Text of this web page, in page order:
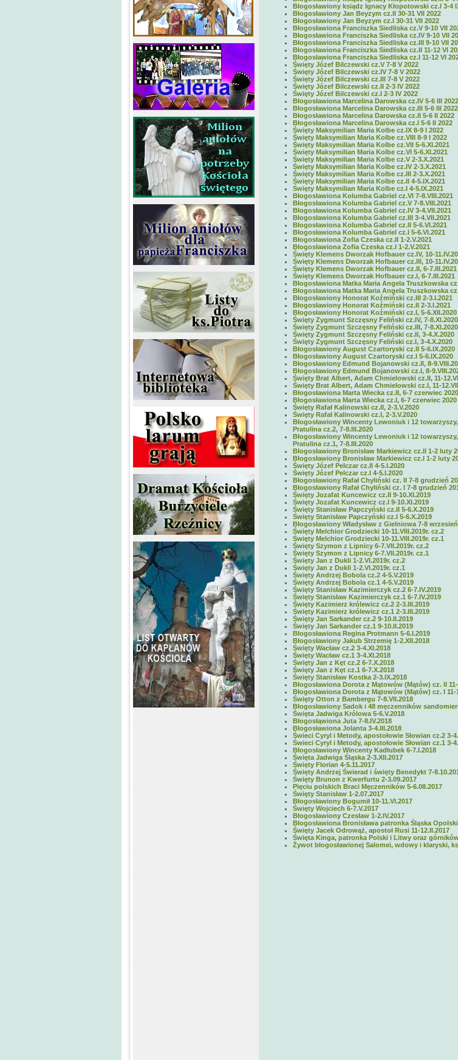
Błogosławiony ksiądz Ignacy Kłopotowski cz.I 3-4
Błogosławiony Jan Beyzym cz.II 30-31 VII 2022
Błogosławiony Jan Beyzym cz.I 30-31 VII 2022
Błogosławiona Franciszka Siedliska cz.V 9-10 VII
Błogosławiona Franciszka Siedliska cz.IV 9-10 VII
Błogosławiona Franciszka Siedliska cz.III 9-10 VII
Błogosławiona Franciszka Siedliska cz.II 11-12 VI
Błogosławiona Franciszka Siedliska cz.I 11-12 VI
Święty Józef Bilczewski cz.V 7-8 V 2022
Święty Józef Bilczewski cz.IV 7-8 V 2022
Święty Józef Bilczewski cz.III 7-8 V 2022
Święty Józef Bilczewski cz.II 2-3 IV 2022
Święty Józef Bilczewski cz.I 2-3 IV 2022
Błogosławiona Marcelina Darowska cz.IV 5-6 III 2022
Błogosławiona Marcelina Darowska cz.III 5-6 III 2022
Błogosławiona Marcelina Darowska cz.II 5-6 II 2022
Błogosławiona Marcelina Darowska cz.I 5-6 II 2022
Święty Maksymilian Maria Kolbe cz.IX 8-9 I 2022
Święty Maksymilian Maria Kolbe cz.VIII 8-9 I 2022
Święty Maksymilian Maria Kolbe cz.VII 5-6.XI.2021
Święty Maksymilian Maria Kolbe cz.VI 5-6.XI.2021
Święty Maksymilian Maria Kolbe cz.V 2-3.X.2021
Święty Maksymilian Maria Kolbe cz.IV 2-3.X.2021
Święty Maksymilian Maria Kolbe cz.III 2-3.X.2021
Święty Maksymilian Maria Kolbe cz.II 4-5.IX.2021
Święty Maksymilian Maria Kolbe cz.I 4-5.IX.2021
Błogosławiona Kolumba Gabriel cz.VI 7-8.VIII.2021
Błogosławiona Kolumba Gabriel cz.V 7-8.VIII.2021
Błogosławiona Kolumba Gabriel cz.IV 3-4.VII.2021
Błogosławiona Kolumba Gabriel cz.III 3-4.VII.2021
Błogosławiona Kolumba Gabriel cz.II 5-6.VI.2021
Błogosławiona Kolumba Gabriel cz.I 5-6.VI.2021
Błogosławiona Zofia Czeska cz.II 1-2.V.2021
Błogosławiona Zofia Czeska cz.I 1-2.V.2021
Święty Klemens Dworzak Hofbauer cz.IV, 10-
Święty Klemens Dworzak Hofbauer cz.III, 10-
Święty Klemens Dworzak Hofbauer cz.II, 6-7.III.2021
Święty Klemens Dworzak Hofbauer cz.I, 6-7.III.2021
Błogosławiona Matka Maria Angela Truszkowska
Błogosławiona Matka Maria Angela Truszkowska
Błogosławiony Honorat Koźmiński cz.III 2-3.I.2021
Błogosławiony Honorat Koźmiński cz.II 2-3.I.2021
Błogosławiony Honorat Koźmiński cz.I, 5-6.XII.2020
Święty Zygmunt Szczęsny Feliński cz.IV, 7-8.XI.2020
Święty Zygmunt Szczęsny Feliński cz.III, 7-8.XI.2020
Święty Zygmunt Szczęsny Feliński cz.II, 3-4.X.2020
Święty Zygmunt Szczęsny Feliński cz.I, 3-4.X.2020
Błogosławiony August Czartoryski cz.II 5-6.IX.2020
Błogosławiony August Czartoryski cz.I 5-6.IX.2020
Błogosławiony Edmund Bojanowski cz.II, 8-
Błogosławiony Edmund Bojanowski cz.I, 8-
Święty Brat Albert, Adam Chmielowski cz.II, 11-
Święty Brat Albert, Adam Chmielowski cz.I, 11-
Błogosławiona Marta Wiecka cz.II, 6-7 czerwiec 2020
Błogosławiona Marta Wiecka cz.I, 6-7 czerwiec 2020
Święty Rafał Kalinowski cz.II, 2-3.V.2020
Święty Rafał Kalinowski cz.I, 2-3.V.2020
Błogosławiony Wincenty Lewoniuk i 12
Pratulina cz.2, 7-8.III.2020
Błogosławiony Wincenty Lewoniuk i 12
Pratulina cz.1, 7-8.III.2020
Błogosławiony Bronisław Markiewicz cz.II 1-2 luty
Błogosławiony Bronisław Markiewicz cz.I 1-2 luty
Święty Józef Pelczar cz.II 4-5.I.2020
Święty Józef Pelczar cz.I 4-5.I.2020
Błogosławiony Rafał Chyliński cz. II 7-8 grudzień
Błogosławiony Rafał Chyliński cz. I 7-8 grudzień
Święty Jozafat Kuncewicz cz.II 9-10.XI.2019
Święty Jozafat Kuncewicz cz.I 9-10.XI.2019
Święty Stanisław Papczyński cz.II 5-6.X.2019
Święty Stanisław Papczyński cz.I 5-6.X.2019
Błogosławiony Władysław z Gielniowa 7-8
Święty Melchior Grodziecki 10-11.VIII.2019r. cz.2
Święty Melchior Grodziecki 10-11.VIII.2019r. cz.1
Święty Szymon z Lipnicy 6-7.VII.2019r. cz.2
Święty Szymon z Lipnicy 6-7.VII.2019r. cz.1
Święty Jan z Dukli 1-2.VI.2019r. cz.2
Święty Jan z Dukli 1-2.VI.2019r. cz.1
Święty Andrzej Bobola cz.2 4-5.V.2019
Święty Andrzej Bobola cz.1 4-5.V.2019
Święty Stanisław Kazimierczyk cz.2 6-7.IV.2019
Święty Stanisław Kazimierczyk cz.1 6-7.IV.2019
Święty Kazimierz królewicz cz.2 2-3.III.2019
Święty Kazimierz królewicz cz.1 2-3.III.2019
Święty Jan Sarkander cz.2 9-10.II.2019
Święty Jan Sarkander cz.1 9-10.II.2019
Błogosławiona Regina Protmann 5-6.I.2019
Błogosławiony Jakub Strzemię 1-2.XII.2018
Święty Wacław cz.2 3-4.XI.2018
Święty Wacław cz.1 3-4.XI.2018
Święty Jan z Kęt cz.2 6-7.X.2018
Święty Jan z Kęt cz.1 6-7.X.2018
Święty Stanisław Kostka 2-3.IX.2018
Błogosławiona Dorota z Mątowów (Mątów) cz. II 11-
Błogosławiona Dorota z Mątowów (Mątów) cz. I 11-
Święty Otton z Bambergu 7-8.VII.2018
Błogosławiony Sadok i 48 męczenników
Święta Jadwiga Królowa 5-6.V.2018
Błogosłąwiona Juta 7-8.IV.2018
Błogosławiona Jolanta 3-4.III.2018
Świeci Cyryl i Metody, apostołowie Słowian cz.2 3-
Świeci Cyryl i Metody, apostołowie Słowian cz.1 3-
Błogosławiony Wincenty Kadłubek 6-7.I.2018
Święta Jadwiga Śląska 2-3.XII.2017
Święty Florian 4-5.11.2017
Święty Andrzej Świerad i święty Benedykt 7-
Święty Brunon z Kwerfurtu 2-3.09.2017
Pięciu polskich Braci Męczenników 5-6.08.2017
Święty Stanisław 1-2.07.2017
Błogosławiony Bogumił 10-11.VI.2017
Święty Wojciech 6-7.V.2017
Błogosławiony Czesław 1-2.IV.2017
Błogosławiona Bronisława patronka Śląska
Święty Jacek Odrowąż, apostoł Rusi 11-12.II.2017
Święta Kinga, patronka Polski i Litwy oraz
Żywot błogosławionej Salomei, wdowy i klaryski,